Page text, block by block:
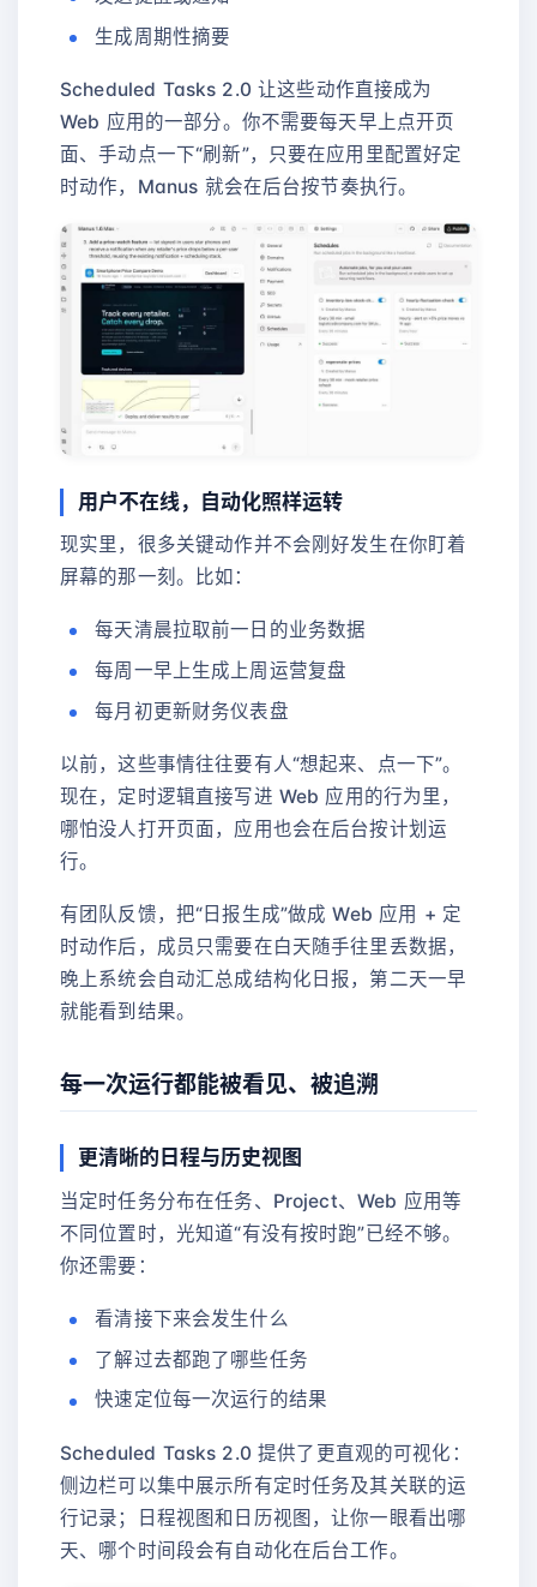
生成周期性摘要
Scheduled Tasks 2.0 让这些动作直接成为
Web 应用的一部分。你不需要每天早上点开页
面、手动点一下“刷新”，只要在应用里配置好定
时动作，Manus 就会在后台按节奏执行。
用户不在线，自动化照样运转
现实里，很多关键动作并不会刚好发生在你盯着
屏幕的那一刻。比如：
每天清晨拉取前一日的业务数据
每周一早上生成上周运营复盘
每月初更新财务仪表盘
以前，这些事情往往要有人“想起来、点一下”。
现在，定时逻辑直接写进 Web 应用的行为里，
哪怕没人打开页面，应用也会在后台按计划运
行。
有团队反馈，把“日报生成”做成 Web 应用 + 定
时动作后，成员只需要在白天随手往里丢数据，
晚上系统会自动汇总成结构化日报，第二天一早
就能看到结果。
每一次运行都能被看见、被追溯
更清晰的日程与历史视图
当定时任务分布在任务、Project、Web 应用等
不同位置时，光知道“有没有按时跑”已经不够。
你还需要：
看清接下来会发生什么
了解过去都跑了哪些任务
快速定位每一次运行的结果
Scheduled Tasks 2.0 提供了更直观的可视化：
侧边栏可以集中展示所有定时任务及其关联的运
行记录；日程视图和日历视图，让你一眼看出哪
天、哪个时间段会有自动化在后台工作。